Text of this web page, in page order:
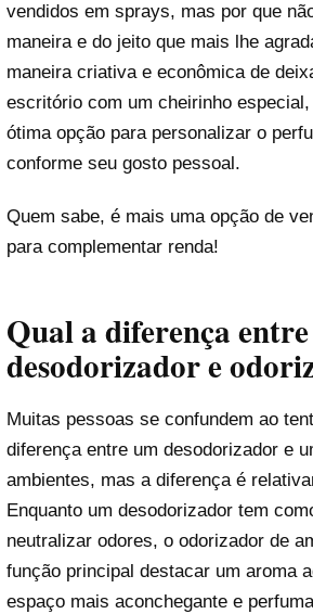
vendidos em sprays, mas por que
maneira e do jeito que mais lhe
maneira criativa e econômica de
escritório com um cheirinho
ótima opção para personalizar o
conforme seu gosto pessoal.
Quem sabe, é mais uma opção de
para complementar renda!
Qual a diferença entre
desodorizador e
Muitas pessoas se confundem ao
diferença entre um desodorizador e
ambientes, mas a diferença é
Enquanto um desodorizador tem
neutralizar odores, o odorizador de
função principal destacar um aroma
espaço mais aconchegante e